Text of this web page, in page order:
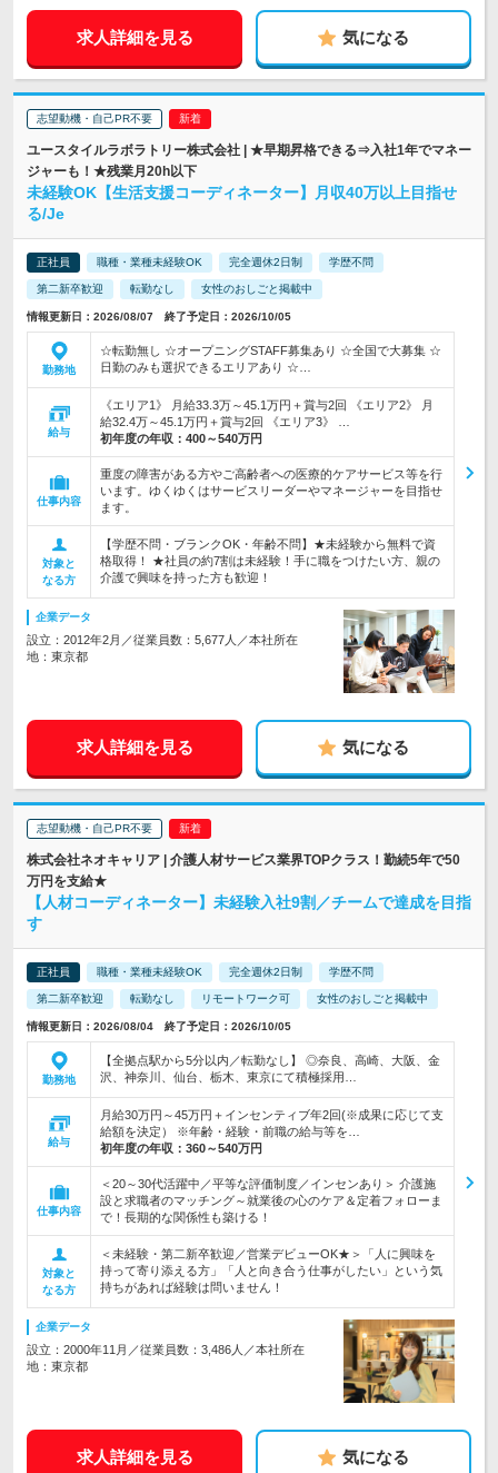
求人詳細を見る 気になる
志望動機・自己PR不要
ユースタイルラボラトリー株式会社 | ★早期昇格できる⇒入社1年でマネー
ジャーも！★残業月20h以下
未経験OK【生活支援コーディネーター】月収40万以上目指せ
る/Je
正社員 職種・業種未経験OK 完全週休2日制 学歴不問
第二新卒歓迎 転勤なし 女性のおしごと掲載中
情報更新日：2026/08/07 終了予定日：2026/10/05
勤務地
☆転勤無し ☆オープニングSTAFF募集あり ☆全国で大募集 ☆
日勤のみも選択できるエリアあり ☆…
給与
《エリア1》 月給33.3万～45.1万円＋賞与2回 《エリア2》 月
給32.4万～45.1万円＋賞与2回 《エリア3》 …
初年度の年収： 400～540万円
仕事内容
重度の障害がある方やご高齢者への医療的ケアサービス等を行
います。ゆくゆくはサービスリーダーやマネージャーを目指せ
ます。
対象と
なる方
【学歴不問・ブランクOK・年齢不問】★未経験から無料で資
格取得！ ★社員の約7割は未経験！手に職をつけたい方、親の
介護で興味を持った方も歓迎！
企業データ
設立：2012年2月／従業員数：5,677人／本社所在
地：東京都
求人詳細を見る 気になる
志望動機・自己PR不要
株式会社ネオキャリア | 介護人材サービス業界TOPクラス！勤続5年で50
万円を支給★
【人材コーディネーター】未経験入社9割／チームで達成を目指
す
正社員 職種・業種未経験OK 完全週休2日制 学歴不問
第二新卒歓迎 転勤なし リモートワーク可 女性のおしごと掲載中
情報更新日：2026/08/04 終了予定日：2026/10/05
勤務地
【全拠点駅から5分以内／転勤なし】 ◎奈良、高崎、大阪、金
沢、神奈川、仙台、栃木、東京にて積極採用…
給与
月給30万円～45万円＋インセンティブ年2回(※成果に応じて支
給額を決定） ※年齢・経験・前職の給与等を…
初年度の年収： 360～540万円
仕事内容
＜20～30代活躍中／平等な評価制度／インセンあり＞ 介護施
設と求職者のマッチング～就業後の心のケア＆定着フォローま
で！長期的な関係性も築ける！
対象と
なる方
＜未経験・第二新卒歓迎／営業デビューOK★＞「人に興味を
持って寄り添える方」「人と向き合う仕事がしたい」という気
持ちがあれば経験は問いません！
企業データ
設立：2000年11月／従業員数：3,486人／本社所在
地：東京都
求人詳細を見る 気になる